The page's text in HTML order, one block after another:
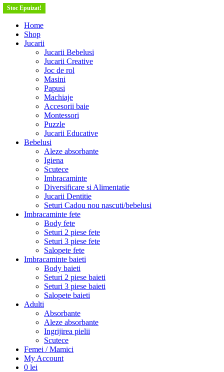
Home
Shop
Jucarii
Jucarii Bebelusi
Jucarii Creative
Joc de rol
Masini
Papusi
Machiaje
Accesorii baie
Montessori
Puzzle
Jucarii Educative
Bebelusi
Aleze absorbante
Igiena
Scutece
Imbracaminte
Diversificare si Alimentatie
Jucarii Dentitie
Seturi Cadou nou nascuti/bebelusi
Imbracaminte fete
Body fete
Seturi 2 piese fete
Seturi 3 piese fete
Salopete fete
Imbracaminte baieti
Body baieti
Seturi 2 piese baieti
Seturi 3 piese baieti
Salopete baieti
Adulti
Absorbante
Aleze absorbante
Ingrijirea pielii
Scutece
Femei / Mamici
My Account
0 lei
Stoc Epuizat!
Stoc Epuizat!